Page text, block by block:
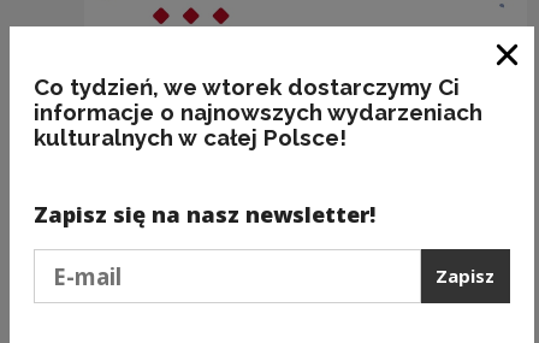
BAKALIE
Co tydzień, we wtorek dostarczymy Ci
informacje o najnowszych wydarzeniach
kulturalnych w całej Polsce!
Zapisz się na nasz newsletter!
Zapisz